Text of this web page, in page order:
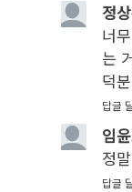
정
너
는
덕
답글
임
정
답글